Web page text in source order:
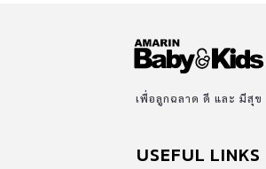
เพื่อลูกฉลาด ดี และ มีสุข
USEFUL LINKS